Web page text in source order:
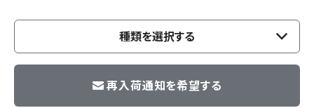
種類を選択する
再入荷通知を希望する